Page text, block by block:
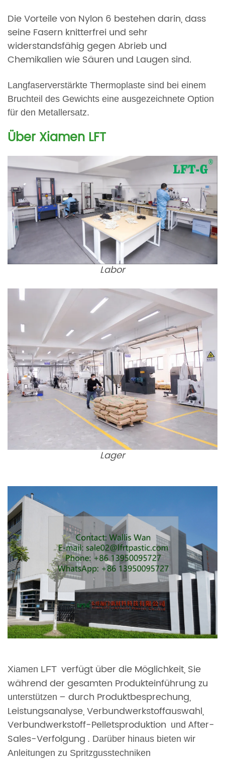
Die Vorteile von Nylon 6 bestehen darin, dass
seine Fasern knitterfrei und sehr
widerstandsfähig gegen Abrieb und
Chemikalien wie Säuren und Laugen sind.
Langfaserverstärkte Thermoplaste sind bei einem
Bruchteil des Gewichts eine ausgezeichnete Option
für den Metallersatz.
Über Xiamen LFT
Labor
Lager
Xiamen LFT verfügt über die Möglichkeit, Sie
während der gesamten Produkteinführung zu
unterstützen – durch Produktbesprechung,
Leistungsanalyse, Verbundwerkstoffauswahl,
Verbundwerkstoff-Pelletsproduktion und After-
Sales-Verfolgung . Darüber hinaus bieten wir
Anleitungen zu Spritzgusstechniken